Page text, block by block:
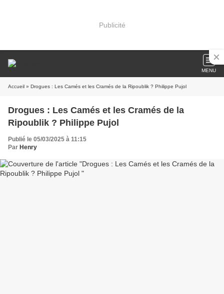
Publicité
MENU
Accueil » Drogues : Les Camés et les Cramés de la Ripoublik ? Philippe Pujol
Drogues : Les Camés et les Cramés de la
Ripoublik ? Philippe Pujol
Publié le 05/03/2025 à 11:15
Par Henry